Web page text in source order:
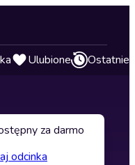
Ulubione Ostatnie
za darmo
odcinka